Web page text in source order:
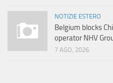
NOTIZIE ESTERO
Belgium blocks
operator NHV
7 AGO, 2026